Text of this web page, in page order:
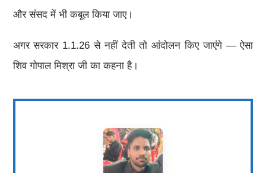
और संसद में भी कबूल किया जाए।
अगर सरकार 1.1.26 से नहीं देती तो आंदोलन किए जाएंगे — ऐसा
शिव गोपाल मिश्रा जी का कहना है।